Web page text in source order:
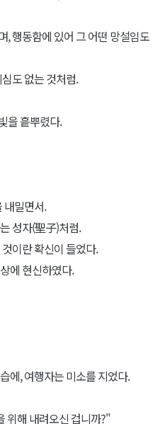
, 행동함에 있어 그 어떤 망설임도
도 없는 것처럼.
을 흩뿌렸다.
내밀면서.
성자(聖子)처럼.
이란 확신이 들었다.
에 현신하였다.
에, 여행자는 미소를 지었다.
위해 내려오신 겁니까?"